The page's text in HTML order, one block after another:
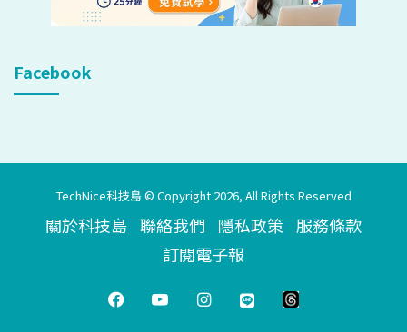
Facebook
TechNice科技島 © Copyright 2026, All Rights Reserved
關於科技島 聯絡我們 隱私政策 服務條款
訂閱電子報